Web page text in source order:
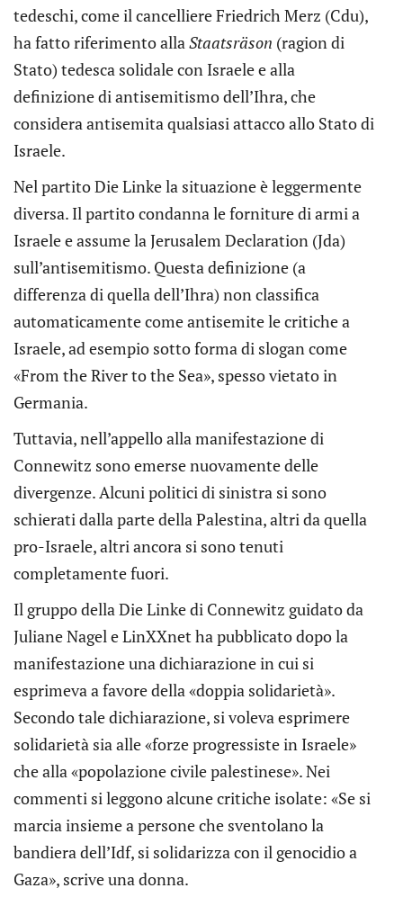
tedeschi, come il cancelliere Friedrich Merz (Cdu),
ha fatto riferimento allaStaatsräson (ragion di
Stato) tedesca solidale con Israele e alla
definizione di antisemitismo dell’Ihra, che
considera antisemita qualsiasi attacco allo Stato di
Israele.
Nel partito Die Linke la situazione è leggermente
diversa. Il partito condanna le forniture di armi a
Israele e assume la Jerusalem Declaration (Jda)
sull’antisemitismo. Questa definizione (a
differenza di quella dell’Ihra) non classifica
automaticamente come antisemite le critiche a
Israele, ad esempio sotto forma di slogan come
«From the River to the Sea», spesso vietato in
Germania.
Tuttavia, nell’appello alla manifestazione di
Connewitz sono emerse nuovamente delle
divergenze. Alcuni politici di sinistra si sono
schierati dalla parte della Palestina, altri da quella
pro-Israele, altri ancora si sono tenuti
completamente fuori.
Il gruppo della Die Linke di Connewitz guidato da
Juliane Nagel e LinXXnet ha pubblicato dopo la
manifestazione una dichiarazione in cui si
esprimeva a favore della «doppia solidarietà».
Secondo tale dichiarazione, si voleva esprimere
solidarietà sia alle «forze progressiste in Israele»
che alla «popolazione civile palestinese». Nei
commenti si leggono alcune critiche isolate: «Se si
marcia insieme a persone che sventolano la
bandiera dell’Idf, si solidarizza con il genocidio a
Gaza», scrive una donna.